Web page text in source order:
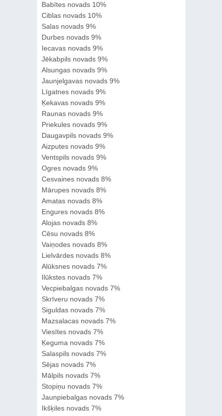
Babītes novads 10%
Ciblas novads 10%
Salas novads 9%
Durbes novads 9%
Iecavas novads 9%
Jēkabpils novads 9%
Alsungas novads 9%
Jaunjelgavas novads 9%
Līgatnes novads 9%
Ķekavas novads 9%
Raunas novads 9%
Priekules novads 9%
Daugavpils novads 9%
Aizputes novads 9%
Ventspils novads 9%
Ogres novads 9%
Cesvaines novads 8%
Mārupes novads 8%
Amatas novads 8%
Engures novads 8%
Alojas novads 8%
Cēsu novads 8%
Vaiņodes novads 8%
Lielvārdes novads 8%
Alūksnes novads 7%
Ilūkstes novads 7%
Vecpiebalgas novads 7%
Skrīveru novads 7%
Siguldas novads 7%
Mazsalacas novads 7%
Viesītes novads 7%
Ķeguma novads 7%
Salaspils novads 7%
Sējas novads 7%
Mālpils novads 7%
Stopiņu novads 7%
Jaunpiebalgas novads 7%
Ikšķiles novads 7%